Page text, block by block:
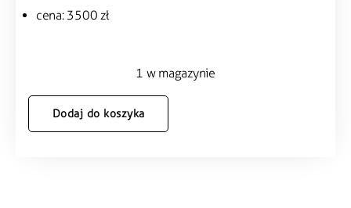
cena: 3500 zł
1 w magazynie
Dodaj do koszyka